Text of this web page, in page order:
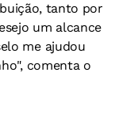
tanto por
um alcance
me ajudou
comenta o